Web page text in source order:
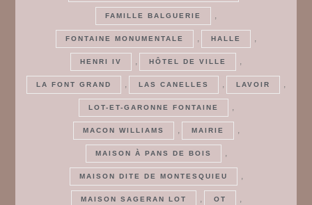
FAMILLE BALGUERIE ,
FONTAINE MONUMENTALE , HALLE ,
HENRI IV , HÔTEL DE VILLE ,
LA FONT GRAND , LAS CANELLES , LAVOIR ,
LOT-ET-GARONNE FONTAINE ,
MACON WILLIAMS , MAIRIE ,
MAISON À PANS DE BOIS ,
MAISON DITE DE MONTESQUIEU ,
MAISON SAGERAN LOT , OT ,